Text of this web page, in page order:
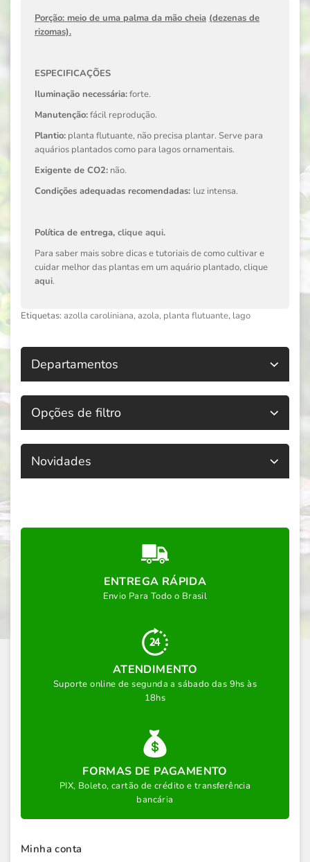
Porção: meio de uma palma da mão cheia (dezenas de
rizomas).
ESPECIFICAÇÕES
Iluminação necessária:forte.
Manutenção:fácil reprodução.
Plantio: planta flutuante, não precisa plantar. Serve para
aquários plantados como para lagos ornamentais.
Exigente de CO2: não.
Condições adequadas recomendadas: luz intensa.
Política de entrega, clique aqui.
Para saber mais sobre dicas e tutoriais de como cultivar e
cuidar melhor das plantas em um aquário plantado, clique
aqui.
Etiquetas: azolla caroliniana, azola, planta flutuante, lago
Departamentos
Opções de filtro
Novidades
ENTREGA RÁPIDA
Envio Para Todo o Brasil
ATENDIMENTO
Suporte online de segunda a sábado das 9hs às
18hs
FORMAS DE PAGAMENTO
PIX, Boleto, cartão de crédito e transferência
bancária
Minha conta